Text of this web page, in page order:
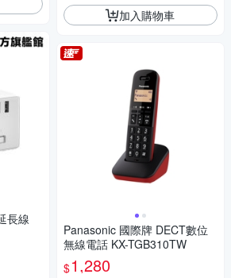
長線
加入購物車
Panasonic 國際牌 DECT數位
無線電話 KX-TGB310TW
$1,280